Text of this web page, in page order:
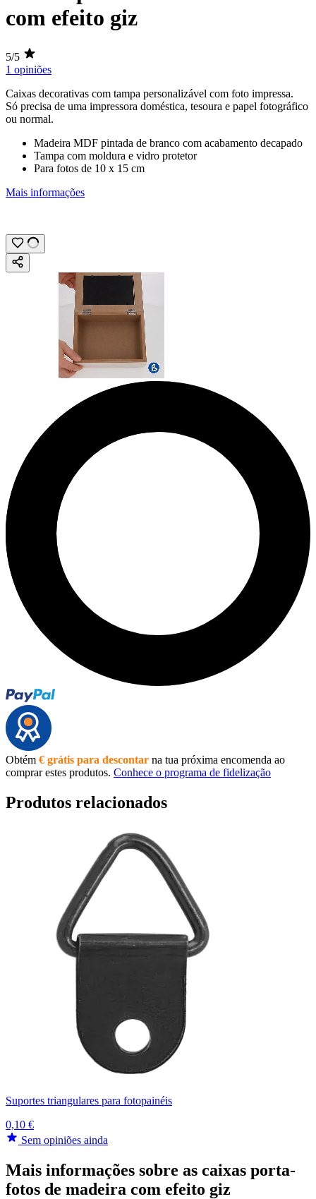
com efeito giz
5/5
1 opiniões
Caixas decorativas com tampa personalizável com foto impressa.
Só precisa de uma impressora doméstica, tesoura e papel fotográfico
ou normal.
Madeira MDF pintada de branco com acabamento decapado
Tampa com moldura e vidro protetor
Para fotos de 10 x 15 cm
Mais informações
Obtém € grátis para descontar na tua próxima encomenda ao
comprar estes produtos. Conhece o programa de fidelização
Produtos relacionados
Suportes triangulares para fotopainéis
0,10 €
Sem opiniões ainda
Mais informações sobre as caixas porta-
fotos de madeira com efeito giz